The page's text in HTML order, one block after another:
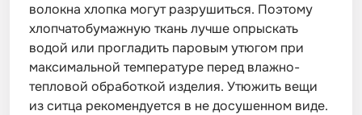
волокна хлопка могут разрушиться. Поэтому
хлопчатобумажную ткань лучше опрыскать
водой или прогладить паровым утюгом при
максимальной температуре перед влажно-
тепловой обработкой изделия. Утюжить вещи
из ситца рекомендуется в не досушенном виде.